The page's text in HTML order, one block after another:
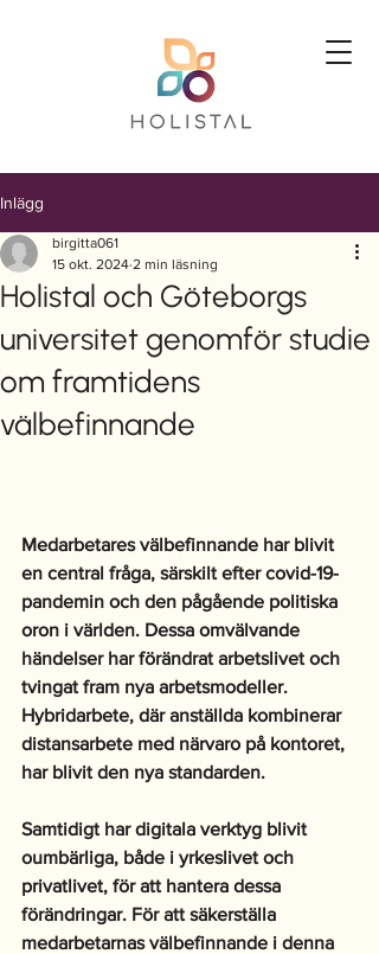
Inlägg
Holistal och Göteborgs
universitet genomför studie
om framtidens
välbefinnande
birgitta061
15 okt. 2024 2 min läsning
Medarbetares välbefinnande har blivit
en central fråga, särskilt efter covid-19-
pandemin och den pågående politiska
oron i världen. Dessa omvälvande
händelser har förändrat arbetslivet och
tvingat fram nya arbetsmodeller.
Hybridarbete, där anställda kombinerar
distansarbete med närvaro på kontoret,
har blivit den nya standarden.
Samtidigt har digitala verktyg blivit
oumbärliga, både i yrkeslivet och
privatlivet, för att hantera dessa
förändringar. För att säkerställa
medarbetarnas välbefinnande i denna